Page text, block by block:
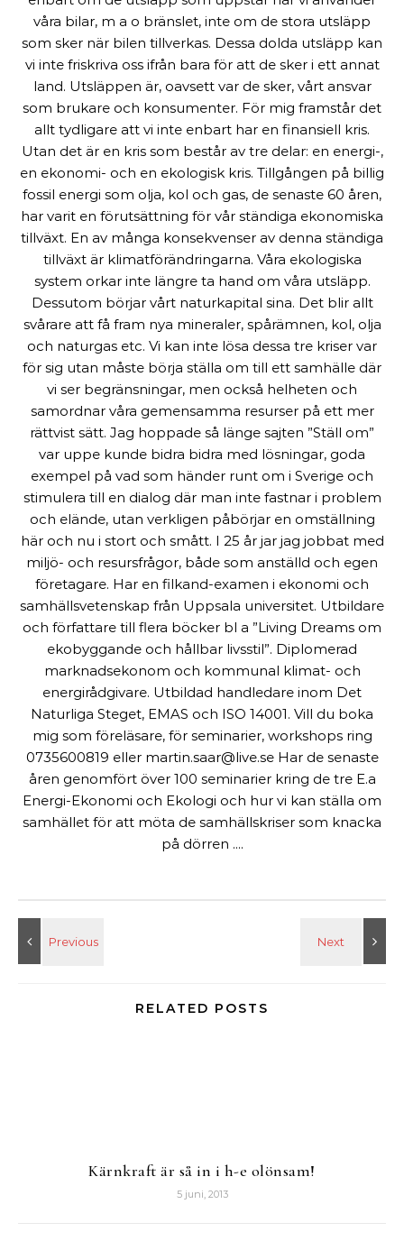
våra bilar, m a o bränslet, inte om de stora utsläpp
som sker när bilen tillverkas. Dessa dolda utsläpp kan
vi inte friskriva oss ifrån bara för att de sker i ett annat
land. Utsläppen är, oavsett var de sker, vårt ansvar
som brukare och konsumenter. För mig framstår det
allt tydligare att vi inte enbart har en finansiell kris.
Utan det är en kris som består av tre delar: en energi-,
en ekonomi- och en ekologisk kris. Tillgången på billig
fossil energi som olja, kol och gas, de senaste 60 åren,
har varit en förutsättning för vår ständiga ekonomiska
tillväxt. En av många konsekvenser av denna ständiga
tillväxt är klimatförändringarna. Våra ekologiska
system orkar inte längre ta hand om våra utsläpp.
Dessutom börjar vårt naturkapital sina. Det blir allt
svårare att få fram nya mineraler, spårämnen, kol, olja
och naturgas etc. Vi kan inte lösa dessa tre kriser var
för sig utan måste börja ställa om till ett samhälle där
vi ser begränsningar, men också helheten och
samordnar våra gemensamma resurser på ett mer
rättvist sätt. Jag hoppade så länge sajten ”Ställ om”
var uppe kunde bidra bidra med lösningar, goda
exempel på vad som händer runt om i Sverige och
stimulera till en dialog där man inte fastnar i problem
och elände, utan verkligen påbörjar en omställning
här och nu i stort och smått. I 25 år jar jag jobbat med
miljö- och resursfrågor, både som anställd och egen
företagare. Har en filkand-examen i ekonomi och
samhällsvetenskap från Uppsala universitet. Utbildare
och författare till flera böcker bl a ”Living Dreams om
ekobyggande och hållbar livsstil”. Diplomerad
marknadsekonom och kommunal klimat- och
energirådgivare. Utbildad handledare inom Det
Naturliga Steget, EMAS och ISO 14001. Vill du boka
mig som föreläsare, för seminarier, workshops ring
0735600819 eller martin.saar@live.se Har de senaste
åren genomfört över 100 seminarier kring de tre E.a
Energi-Ekonomi och Ekologi och hur vi kan ställa om
samhället för att möta de samhällskriser som knacka
på dörren ....
RELATED POSTS
Kärnkraft är så in i h-e olönsam!
5 juni, 2013